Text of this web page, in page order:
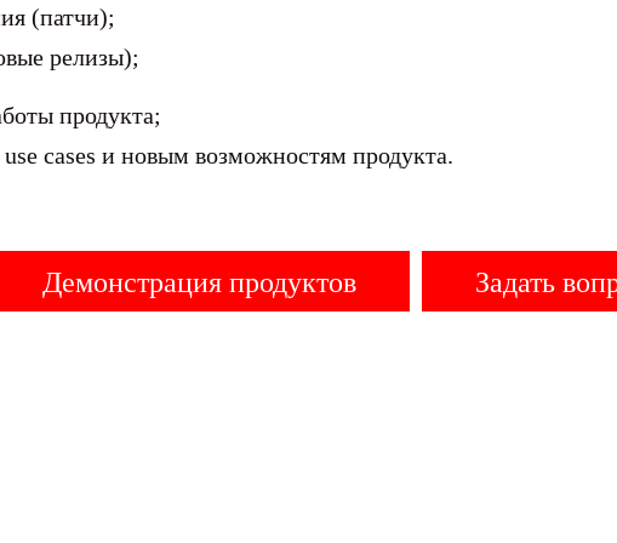
(патчи);
релизы);
продукта;
cases и новым возможностям продукта.
Демонстрация продуктов Задать